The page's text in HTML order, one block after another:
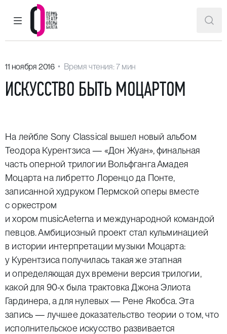
ГЛАВНОЕ МЕНЮ
Пермский театр оперы и балета
11 ноября 2016 Время чтения: 7 мин
ИСКУССТВО БЫТЬ МОЦАРТОМ
На лейбле Sony Classical вышел новый альбом
Теодора Курентзиса — «Дон Жуан», финальная
часть оперной трилогии Вольфганга Амадея
Моцарта на либретто Лоренцо да Понте,
записанной худруком Пермской оперы вместе
с оркестром
и хором musicAeterna и международной командой
певцов. Амбициозный проект стал кульминацией
в истории интерпретации музыки Моцарта:
у Курентзиса получилась такая же этапная
и определяющая дух времени версия трилогии,
какой для 90-х была трактовка Джона Элиота
Гардинера, а для нулевых — Рене Якобса. Эта
запись — лучшее доказательство теории о том, что
исполнительское искусство развивается